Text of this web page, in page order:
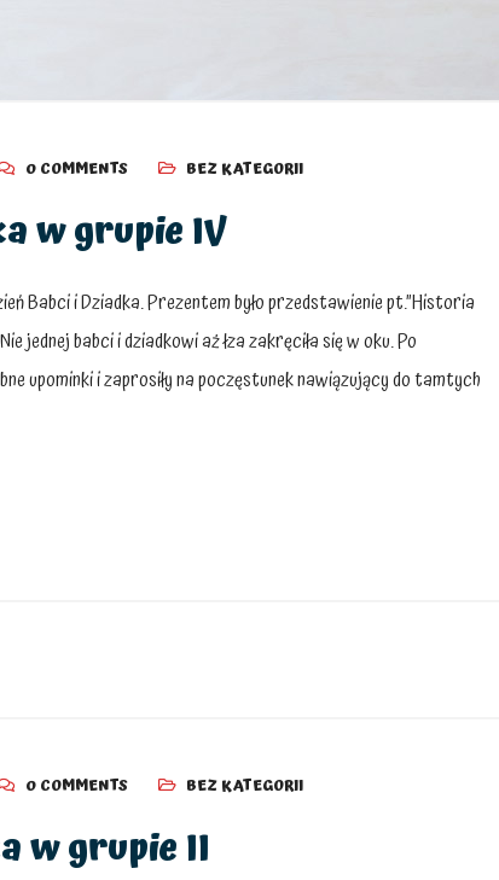
0 COMMENTS BEZ KATEGORII
w grupie IV
Babci i Dziadka. Prezentem było przedstawienie pt.”Historia
jednej babci i dziadkowi aż łza zakręciła się w oku. Po
upominki i zaprosiły na poczęstunek nawiązujący do tamtych
0 COMMENTS BEZ KATEGORII
w grupie II